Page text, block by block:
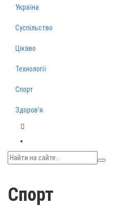
Україна
Суспільство
Цікаво
Технології
Спорт
Здоров‘я
Спорт